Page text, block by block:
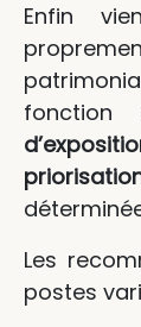
Enfin
Les
postes